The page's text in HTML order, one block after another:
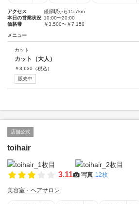
アクセス
儀保駅から15.7km
本日の営業状況 10:00〜20:00
価格帯
￥3,500〜￥7,150
メニュー
カット
カット（大人）
￥3,630 （税込）
販売中
店舗公式
toihair
3.11 写真 12枚
美容室・ヘアサロン